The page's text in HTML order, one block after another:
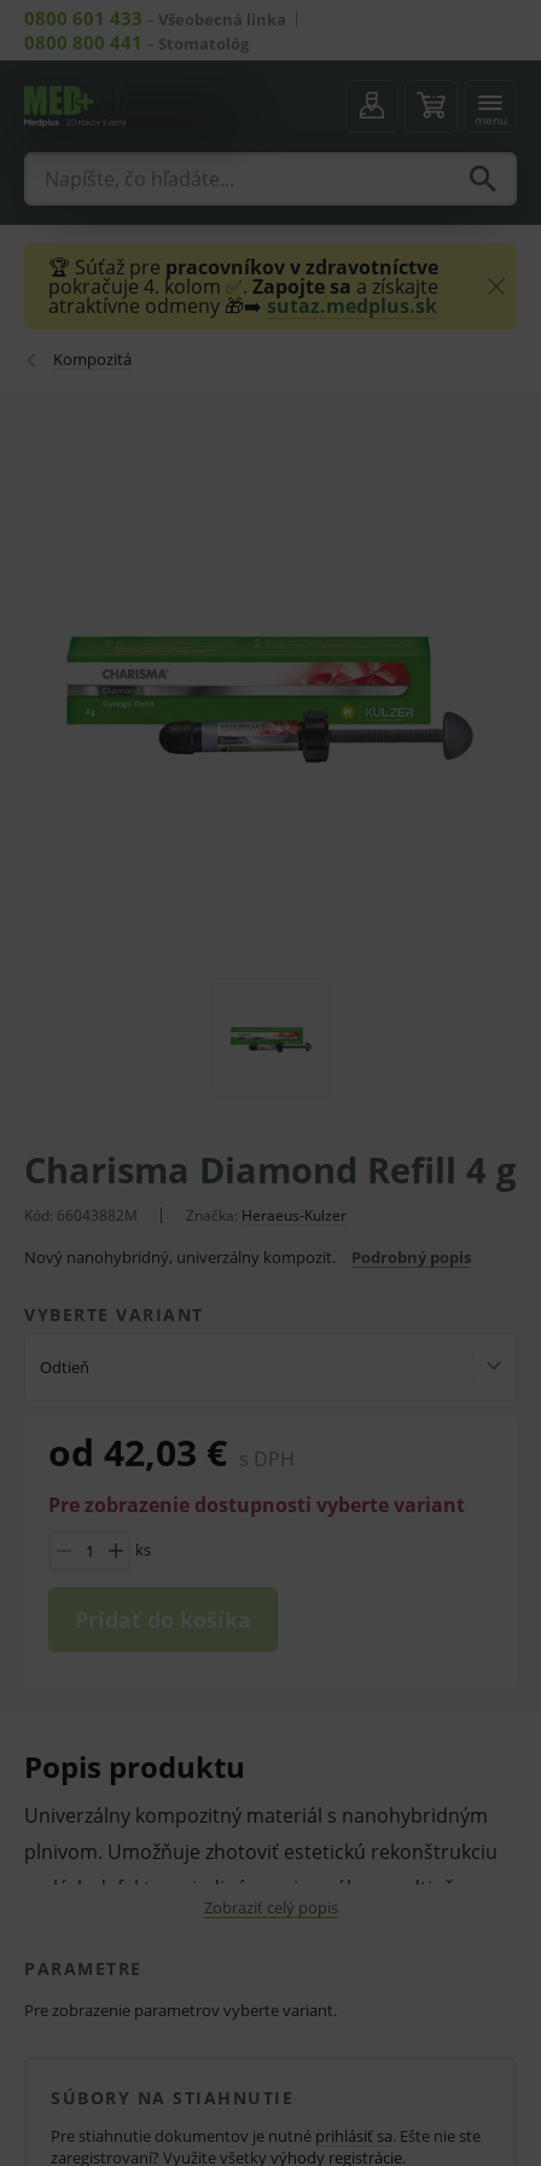
0800 601 433 – Všeobecná linka
0800 800 441 – Stomatológ
menu
🏆 Súťaž pre pracovníkov v zdravotníctve
pokračuje 4. kolom ✅. Zapojte sa a získajte
atraktívne odmeny 🎁➡️ sutaz.medplus.sk
Kompozitá
Charisma Diamond Refill 4 g
Kód: 66043882M Značka: Heraeus-Kulzer
Nový nanohybridný, univerzálny kompozit. Podrobný popis
VYBERTE VARIANT
Odtieň
od 42,03 € s DPH
Pre zobrazenie dostupnosti vyberte variant
ks
Pridať do košíka
Popis produktu
Univerzálny kompozitný materiál s nanohybridným
plnivom. Umožňuje zhotoviť estetickú rekonštrukciu
malých defektov s jediným univerzálnym odtieňom a
zároveň ponúka možnosť rekonštruovať zub
technikou vrstvenia na dosiahnutie dokonale
univerzálnym odtieňom alebo vrstviacou
Zobraziť celý popis
PARAMETRE
Pre zobrazenie parametrov vyberte variant.
SÚBORY NA STIAHNUTIE
Pre stiahnutie dokumentov je nutné prihlásiť sa. Ešte nie ste
zaregistrovaní? Využite všetky výhody registrácie.